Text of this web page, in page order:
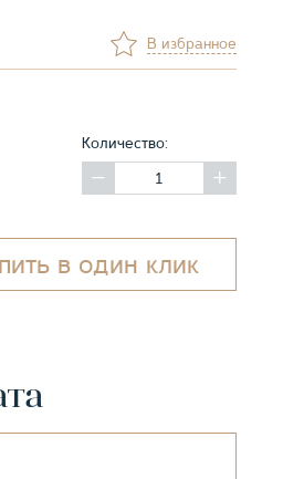
В избранное
Количество:
в один клик